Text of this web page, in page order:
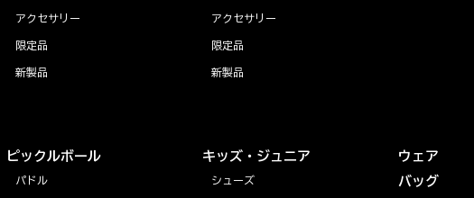
アクセサリー
限定品
新製品
アクセサリー
限定品
新製品
ピックルボール
パドル
キッズ・ジュニア
シューズ
ウェア
バッグ